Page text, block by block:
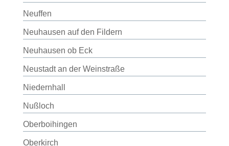
Neuffen
Neuhausen auf den Fildern
Neuhausen ob Eck
Neustadt an der Weinstraße
Niedernhall
Nußloch
Oberboihingen
Oberkirch